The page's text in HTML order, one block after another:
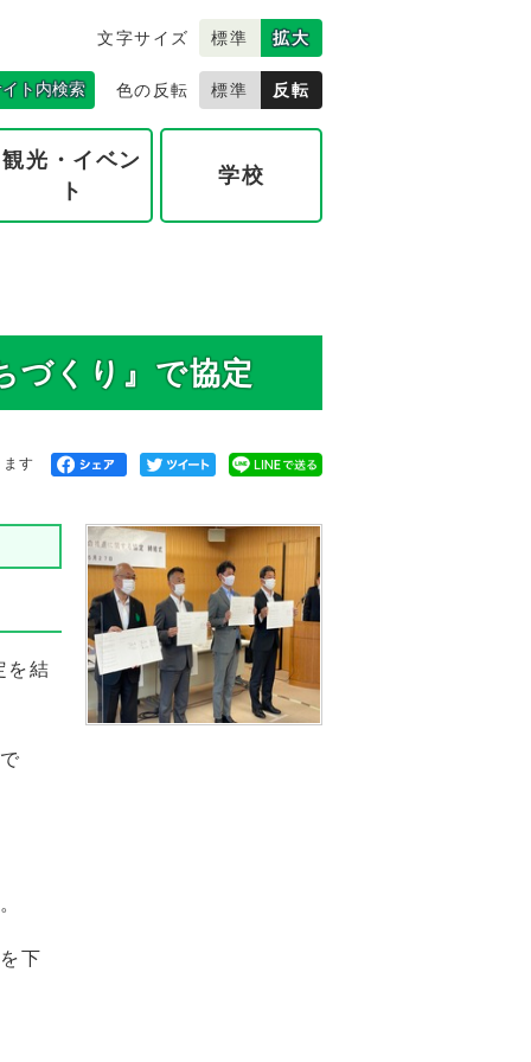
文字サイズ 標準 拡大
ト内検索 色の反転 標準 反転
観光・イベン
ト
学校
づくり』で協定
す
を結
下